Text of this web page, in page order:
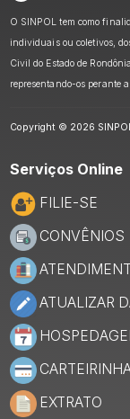
O SINPOL tem como
individuais ou coletivos,
Civil do Estado de
representando-os perante
Copyright © 2026
Serviços Online
FILIE-SE
CONVÊNIOS
ATUALIZAR
EXTRATO